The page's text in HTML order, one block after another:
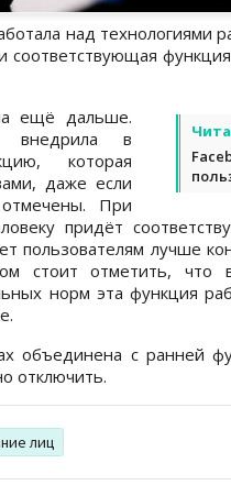
над технологиями
ещё дальше.
внедрила в
которая
даже если
При
придёт
пользователям лучше
стоит отметить, что
норм эта функция
объединена с ранней
отключить.
лиц